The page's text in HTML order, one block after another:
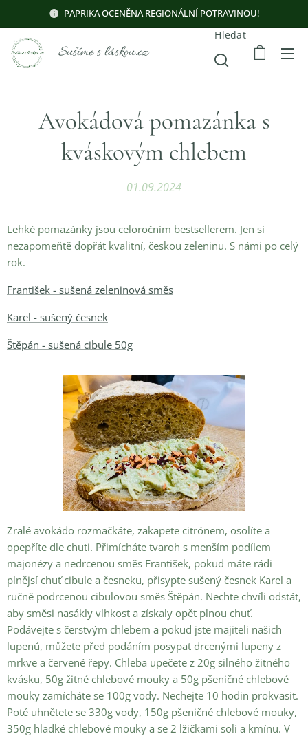
PAPRIKA OCENĚNA REGIONÁLNÍ POTRAVINOU!
Sušíme s láskou.cz
Hledat
Avokádová pomazánka s
kváskovým chlebem
01.09.2024
Lehké pomazánky jsou celoročním bestsellerem. Jen si
nezapomeňtě dopřát kvalitní, českou zeleninu. S námi po celý
rok.
František - sušená zeleninová směs
Karel - sušený česnek
Štěpán - sušená cibule 50g
Zralé avokádo rozmačkáte, zakapete citrónem, osolíte a
opepříte dle chuti. Přimícháte tvaroh s menším podílem
majonézy a nedrcenou směs František, pokud máte rádi
plnějsí chuť cibule a česneku, přisypte sušený česnek Karel a
ručně podrcenou cibulovou směs Štěpán. Nechte chvíli odstát,
aby směsi nasákly vlhkost a získaly opět plnou chuť.
Podávejte s čerstvým chlebem a pokud jste majiteli našich
lupenů, můžete před podáním posypat drcenými lupeny z
mrkve a červené řepy. Chleba upečete z 20g silného žitného
kvásku, 50g žitné chlebové mouky a 50g pšeničné chlebové
mouky zamícháte se 100g vody. Nechejte 10 hodin prokvasit.
Poté uhnětete se 330g vody, 150g pšeničné chlebové mouky,
350g hladké chlebové mouky a se 2 lžičkami soli a kmínu. V